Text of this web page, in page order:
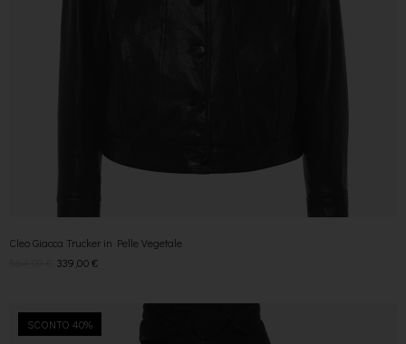
Cleo Giacca Trucker in Pelle Vegetale
339,00€
SCONTO 40%